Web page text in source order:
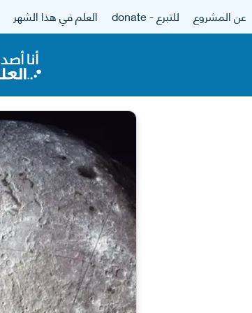
عن المشروع للتبرع - donate العلم في هذا الشهر